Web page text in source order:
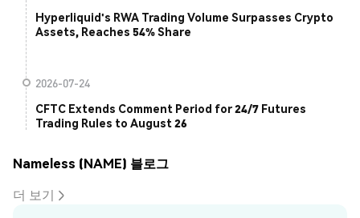
Hyperliquid's RWA Trading Volume Surpasses Crypto
Assets, Reaches 54% Share
2026-07-24
CFTC Extends Comment Period for 24/7 Futures
Trading Rules to August 26
Nameless (NAME) 블로그
더 보기